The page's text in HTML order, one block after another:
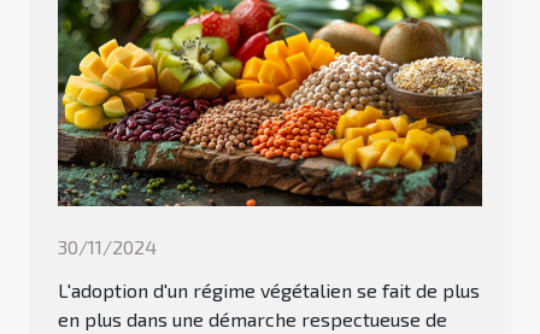
30/11/2024
L'adoption d'un régime végétalien se fait de plus
en plus dans une démarche respectueuse de